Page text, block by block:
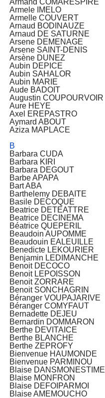
Armand COMARESPIRE
Armele IMELO
Armelle COUVERT
Arnaud BODINAUZE
Arnaud DE SATURNE
Arsene DEMENAGE
Arsene SAINT-DENIS
Arsène DUNEZ
Aubin DEPICE
Aubin SAHALOR
Aubin MARIE
Aude BADOIT
Augustin COUPOURVOIR
Aure HEYE
Axel EREPASTRO
Aymard ABOUT
Aziza MAPLACE
B
Barbara CUDA
Barbara KIRI
Barbara DEGOUT
Barbe APAPA
Bart ABA
Barthelemy DEBAITE
Basile DECOQUE
Beatrice DETEATTRE
Beatrice DECINEMA
Béatrice QUEPERIL
Beaudoin AUPOMME
Beaudouin EALEUILLE
Benedicte LEKOURIER
Benjamin LEDIMANCHE
Benoit DECOCO
Benoit LEPOISSON
Benoit ZORRARE
Benoit SONCHAGRIN
Béranger VOUPAJARIVE
Béranger COMYFAUT
Bernadette DEJEU
Bernardin DOMMARON
Berthe DEVITAICE
Berthe BLANCHE
Berthe ZEPROFY
Bienvenue HAUMONDE
Bienvenue PARMINOU
Blaise DANSMONESTIME
Blaise MONFRON
Blaise DEFOIPARMOI
Blaise AMEMOUCHO